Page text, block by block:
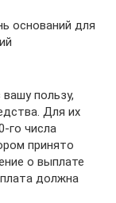
оснований для
пользу,
Для их
го числа
принято
о выплате
должна